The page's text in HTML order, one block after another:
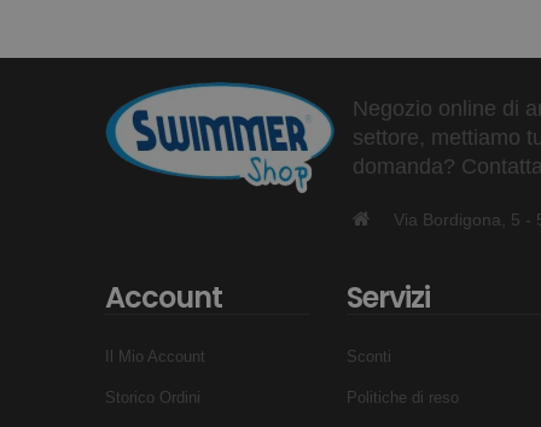
Negozio online di
settore, mettiamo
domanda?
Via Bordigona, 5 -
Account
Il Mio Account
Storico Ordini
Servizi
Sconti
Politiche di reso